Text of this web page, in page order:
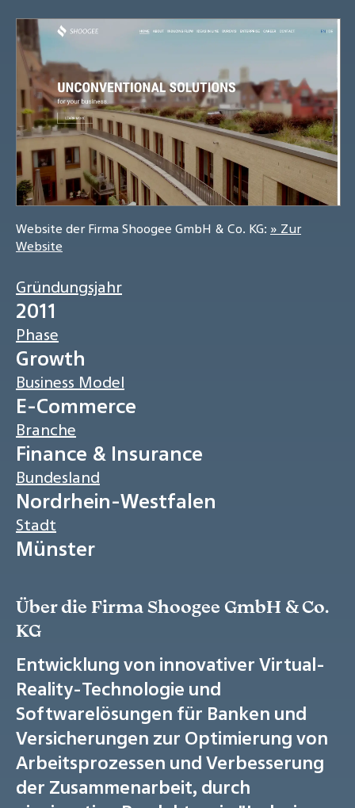
Website der Firma Shoogee GmbH & Co. KG: » Zur
Website
Gründungsjahr
2011
Phase
Growth
Business Model
E-Commerce
Branche
Finance & Insurance
Bundesland
Nordrhein-Westfalen
Stadt
Münster
Über die Firma Shoogee GmbH & Co.
KG
Entwicklung von innovativer Virtual-
Reality-Technologie und
Softwarelösungen für Banken und
Versicherungen zur Optimierung von
Arbeitsprozessen und Verbesserung
der Zusammenarbeit, durch